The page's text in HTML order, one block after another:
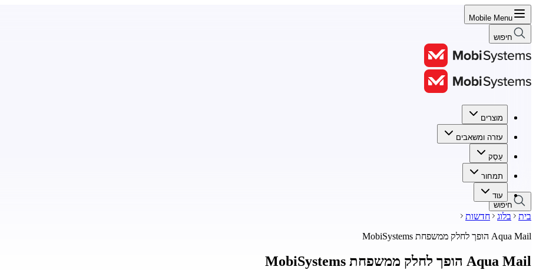
Mobile Menu
חיפוש
מוצרים
עזרה ומשאבים
עֵסֶק
תמחור
עוד
מוצרים
עזרה ומשאבים
עֵסֶק
תמחור
חיפוש
בית בלוג
חדשות
Aqua Mail הופך לחלק ממשפחת MobiSystems
Aqua Mail הופך לחלק ממשפחת MobiSystems